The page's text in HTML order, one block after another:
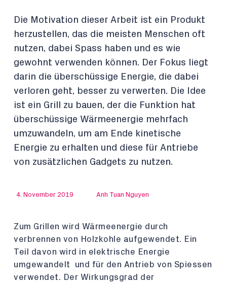
Die Motivation dieser Arbeit ist ein Produkt
herzustellen, das die meisten Menschen oft
nutzen, dabei Spass haben und es wie
gewohnt verwenden können. Der Fokus liegt
darin die überschüssige Energie, die dabei
verloren geht, besser zu verwerten. Die Idee
ist ein Grill zu bauen, der die Funktion hat
überschüssige Wärmeenergie mehrfach
umzuwandeln, um am Ende kinetische
Energie zu erhalten und diese für Antriebe
von zusätzlichen Gadgets zu nutzen.
4. November 2019 Anh Tuan Nguyen
Zum Grillen wird Wärmeenergie durch
verbrennen von Holzkohle aufgewendet. Ein
Teil davon wird in elektrische Energie
umgewandelt und für den Antrieb von Spiessen
verwendet. Der Wirkungsgrad der